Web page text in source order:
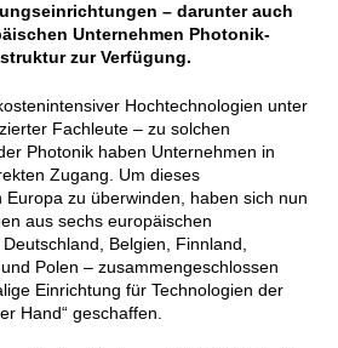
– darunter auch
Unternehmen Photonik-
zur Verfügung.
Hochtechnologien unter
Fachleute – zu solchen
Photonik haben Unternehmen in
Zugang. Um dieses
Europa zu überwinden, haben sich nun
aus sechs europäischen
Belgien, Finnland,
Polen – zusammengeschlossen
Einrichtung für Technologien der
Hand“ geschaffen.